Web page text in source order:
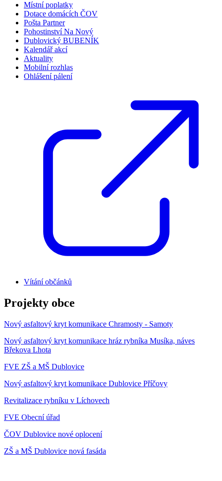
Místní poplatky
Dotace domácích ČOV
Pošta Partner
Pohostinství Na Nový
Dublovický BUBENÍK
Kalendář akcí
Aktuality
Mobilní rozhlas
Ohlášení pálení
Vítání občánků
Projekty obce
Nový asfaltový kryt komunikace Chramosty - Samoty
Nový asfaltový kryt komunikace hráz rybníka Musíka, náves
Břekova Lhota
FVE ZŠ a MŠ Dublovice
Nový asfaltový kryt komunikace Dublovice Příčovy
Revitalizace rybníku v Líchovech
FVE Obecní úřad
ČOV Dublovice nové oplocení
ZŠ a MŠ Dublovice nová fasáda